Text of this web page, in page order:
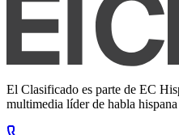
El Clasificado es parte de EC
multimedia líder de habla